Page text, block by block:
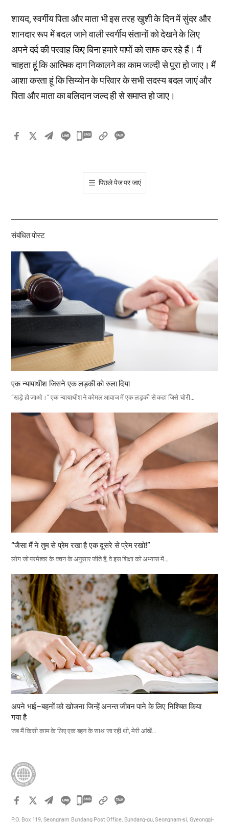
शायद, स्वर्गीय पिता और माता भी इस तरह खुशी के दिन में सुंदर और
शानदार रूप में बदल जाने वाली स्वर्गीय संतानों को देखने के लिए
अपने दर्द की परवाह किए बिना हमारे पापों को साफ कर रहे हैं। मैं
चाहता हूं कि आत्मिक दाग निकालने का काम जल्दी से पूरा हो जाए। मैं
आशा करता हूं कि सिय्योन के परिवार के सभी सदस्य बदल जाएं और
पिता और माता का बलिदान जल्द ही से समाप्त हो जाए।
카
톡
공
기
पिछले पेज पर जाएं
संबंधित पोस्ट
एक न्यायाधीश जिसने एक लड़की को रुला दिया
“खड़े हो जाओ।” एक न्यायाधीश ने कोमल आवाज में एक लड़की से कहा जिसे चोरी…
“जैसा मैं ने तुम से प्रेम रखा है एक दूसरे से प्रेम रखो!”
लोग जो परमेश्वर के वचन के अनुसार जीते हैं, वे इस शिक्षा को अभ्यास में…
अपने भाई–बहनों को खोजना जिन्हें अनन्त जीवन पाने के लिए निश्चित किया
गया है
जब मैं किसी काम के लिए एक बहन के साथ जा रही थी, मेरी आंखें…
카
P.O. Box 119, Seongnam Bundang Post Office, Bundang-gu, Seongnam-si, Gyeonggi-